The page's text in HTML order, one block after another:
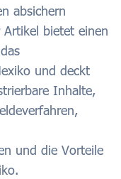
absichern
Artikel bietet einen
und deckt
Inhalte,
und die Vorteile